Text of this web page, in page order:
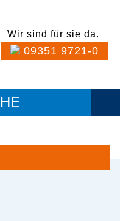
Wir sind für sie da.
09351 9721-0